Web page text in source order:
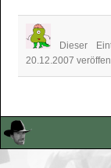
Dieser
20.12.2007